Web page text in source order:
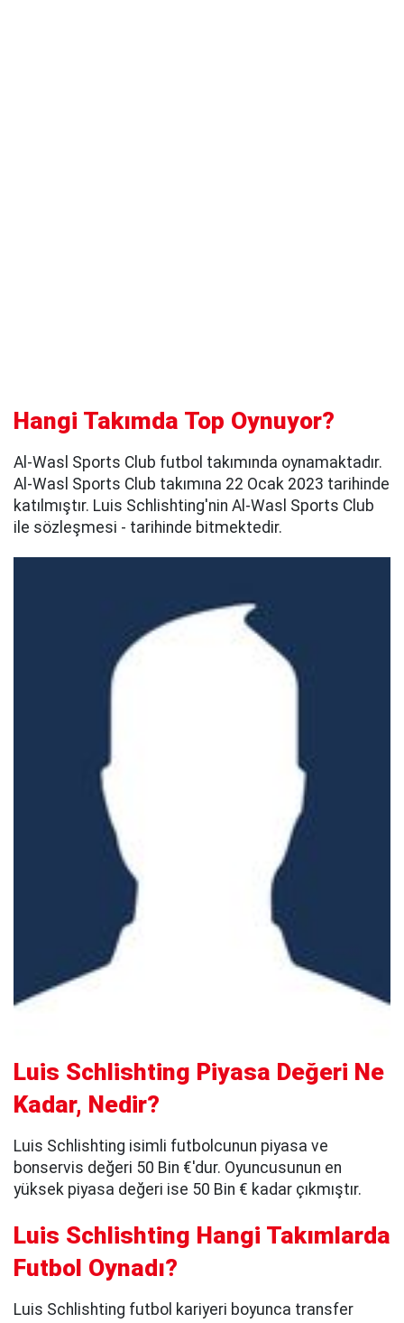
Hangi Takımda Top Oynuyor?
Al-Wasl Sports Club futbol takımında oynamaktadır.
Al-Wasl Sports Club takımına 22 Ocak 2023 tarihinde
katılmıştır. Luis Schlishting'nin Al-Wasl Sports Club
ile sözleşmesi - tarihinde bitmektedir.
Luis Schlishting Piyasa Değeri Ne
Kadar, Nedir?
Luis Schlishting isimli futbolcunun piyasa ve
bonservis değeri 50 Bin €'dur. Oyuncusunun en
yüksek piyasa değeri ise 50 Bin € kadar çıkmıştır.
Luis Schlishting Hangi Takımlarda
Futbol Oynadı?
Luis Schlishting futbol kariyeri boyunca transfer